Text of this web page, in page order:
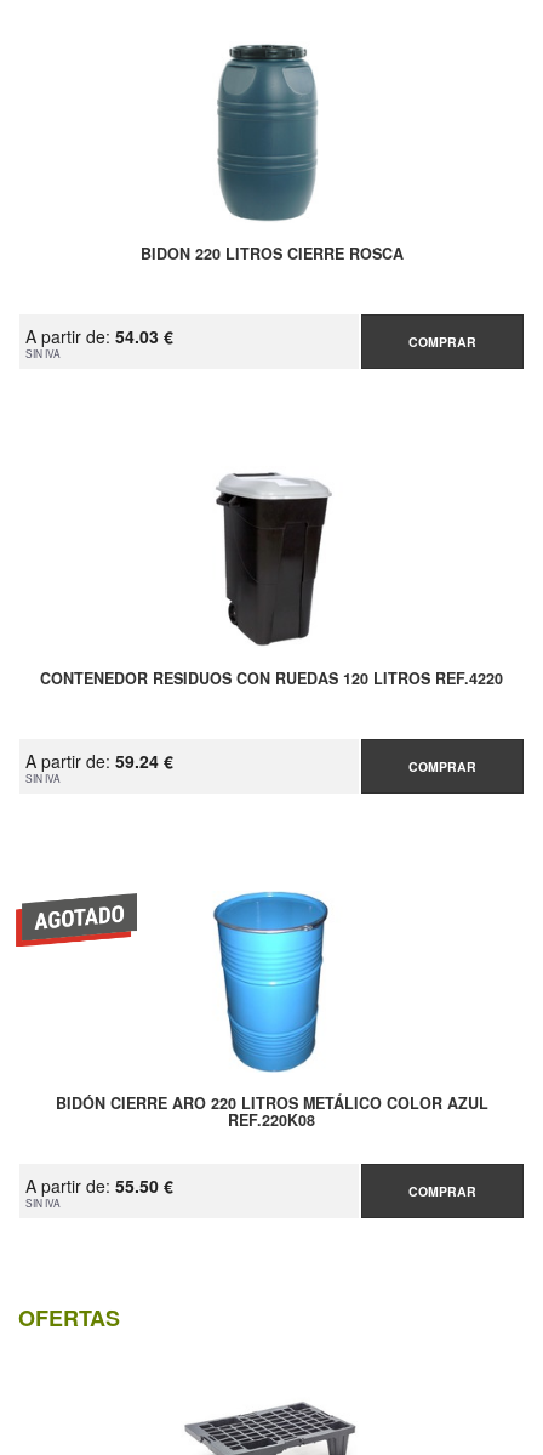
BIDON 220 LITROS CIERRE ROSCA
A partir de: 54.03 €
SIN IVA
COMPRAR
CONTENEDOR RESIDUOS CON RUEDAS 120 LITROS REF.4220
A partir de: 59.24 €
SIN IVA
COMPRAR
BIDÓN CIERRE ARO 220 LITROS METÁLICO COLOR AZUL
REF.220K08
A partir de: 55.50 €
SIN IVA
COMPRAR
OFERTAS